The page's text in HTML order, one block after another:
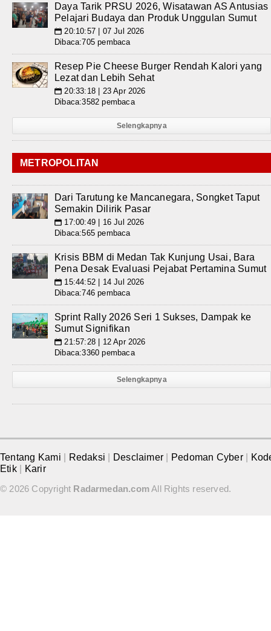
Daya Tarik PRSU 2026, Wisatawan AS Antusias
Pelajari Budaya dan Produk Unggulan Sumut
📅 20:10:57 | 07 Jul 2026
Dibaca:705 pembaca
Resep Pie Cheese Burger Rendah Kalori yang
Lezat dan Lebih Sehat
📅 20:33:18 | 23 Apr 2026
Dibaca:3582 pembaca
Selengkapnya
METROPOLITAN
Dari Tarutung ke Mancanegara, Songket Taput
Semakin Dilirik Pasar
📅 17:00:49 | 16 Jul 2026
Dibaca:565 pembaca
Krisis BBM di Medan Tak Kunjung Usai, Bara
Pena Desak Evaluasi Pejabat Pertamina Sumut
📅 15:44:52 | 14 Jul 2026
Dibaca:746 pembaca
Sprint Rally 2026 Seri 1 Sukses, Dampak ke
Sumut Signifikan
📅 21:57:28 | 12 Apr 2026
Dibaca:3360 pembaca
Selengkapnya
Tentang Kami Redaksi Desclaimer Pedoman Cyber
Etik
Karir
© 2026 Copyright Radarmedan.comAll Rights reserved.